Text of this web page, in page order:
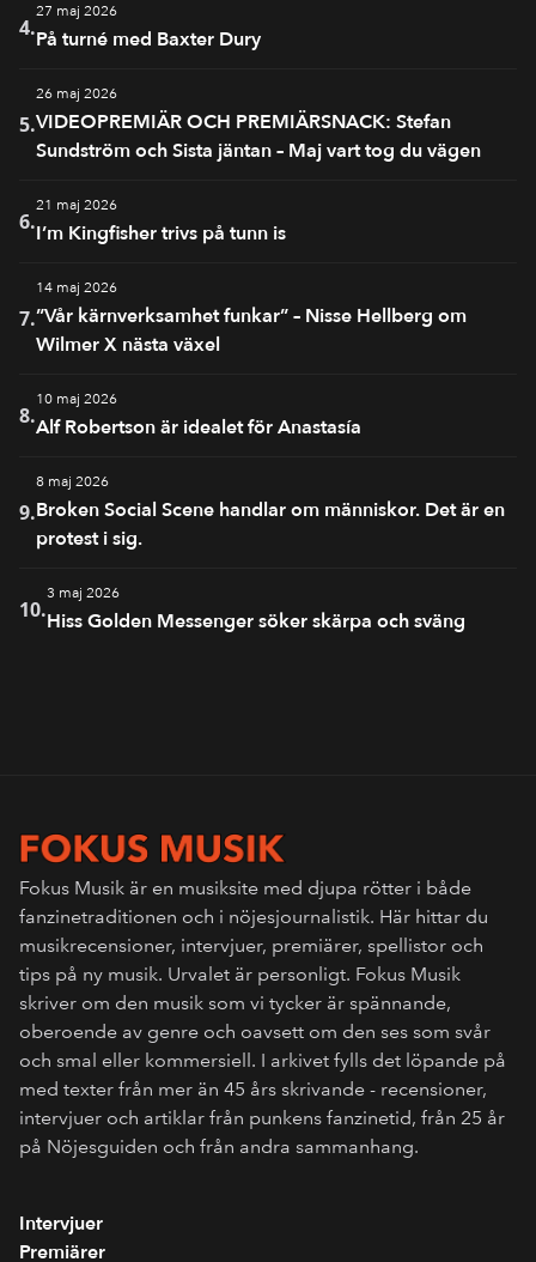
4.
27 maj 2026
På turné med Baxter Dury
5.
26 maj 2026
VIDEOPREMIÄR OCH PREMIÄRSNACK: Stefan
Sundström och Sista jäntan – Maj vart tog du vägen
6.
21 maj 2026
I’m Kingfisher trivs på tunn is
7.
14 maj 2026
”Vår kärnverksamhet funkar” – Nisse Hellberg om
Wilmer X nästa växel
8.
10 maj 2026
Alf Robertson är idealet för Anastasía
9.
8 maj 2026
Broken Social Scene handlar om människor. Det är en
protest i sig.
10.
3 maj 2026
Hiss Golden Messenger söker skärpa och sväng
Fokus Musik är en musiksite med djupa rötter i både
fanzinetraditionen och i nöjesjournalistik. Här hittar du
musikrecensioner, intervjuer, premiärer, spellistor och
tips på ny musik. Urvalet är personligt. Fokus Musik
skriver om den musik som vi tycker är spännande,
oberoende av genre och oavsett om den ses som svår
och smal eller kommersiell. I arkivet fylls det löpande på
med texter från mer än 45 års skrivande - recensioner,
intervjuer och artiklar från punkens fanzinetid, från 25 år
på Nöjesguiden och från andra sammanhang.
Intervjuer
Premiärer